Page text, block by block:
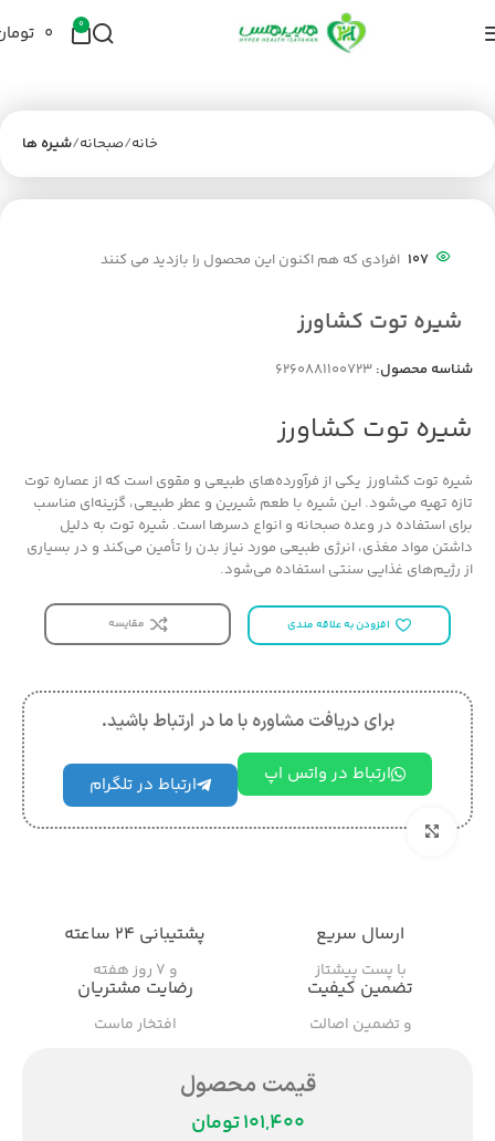
0 ۰
خانه صبحانه شیره ها
107 افرادی که هم اکنون این محصول را بازدید می کنند
شیره توت کشاورز
شناسه محصول: 6260881100723
شیره توت کشاورز
شیره توت کشاورز یکی از فرآورده‌های طبیعی و مقوی است که از عصاره توت
تازه تهیه می‌شود. این شیره با طعم شیرین و عطر طبیعی، گزینه‌ای مناسب
برای استفاده در وعده صبحانه و انواع دسرها است. شیره توت به دلیل
داشتن مواد مغذی، انرژی طبیعی مورد نیاز بدن را تأمین می‌کند و در بسیاری
از رژیم‌های غذایی سنتی استفاده می‌شود.
افزودن به علاقه مندی مقایسه
برای دریافت مشاوره با ما در ارتباط باشید.
ارتباط در واتس اپ ارتباط در تلگرام
بزرگنمایی تصویر
ارسال سریع
با پست پیشتاز
پشتیبانی ۲۴ ساعته
و ۷ روز هفته
تضمین کیفیت
و تضمین اصالت
رضایت مشتریان
افتخار ماست
قیمت محصول
تومان